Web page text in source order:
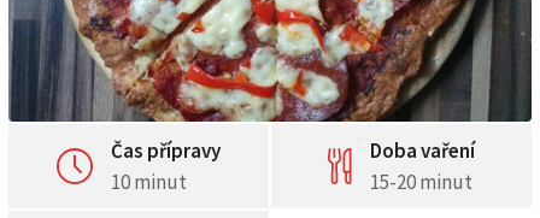
Čas přípravy
10 minut
Doba vaření
15-20 minut